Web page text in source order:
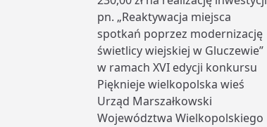
pn. „Reaktywacja miejsca
spotkań poprzez modernizację
świetlicy wiejskiej w Gluczewie”
w ramach XVI edycji konkursu
Pięknieje wielkopolska wieś
Urząd Marszałkowski
Województwa Wielkopolskiego